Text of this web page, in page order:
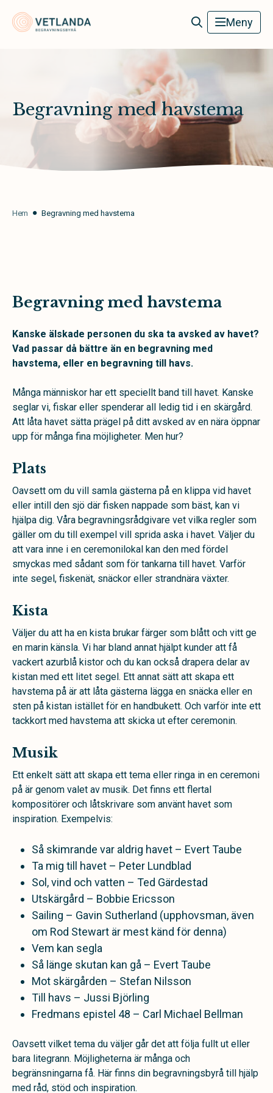
Meny
Begravning med havstema
Hem Begravning med havstema
Begravning med havstema
Kanske älskade personen du ska ta avsked av havet?
Vad passar då bättre än en begravning med
havstema, eller en begravning till havs.
Många människor har ett speciellt band till havet. Kanske
seglar vi, fiskar eller spenderar all ledig tid i en skärgård.
Att låta havet sätta prägel på ditt avsked av en nära öppnar
upp för många fina möjligheter. Men hur?
Plats
Oavsett om du vill samla gästerna på en klippa vid havet
eller intill den sjö där fisken nappade som bäst, kan vi
hjälpa dig. Våra begravningsrådgivare vet vilka regler som
gäller om du till exempel vill sprida aska i havet. Väljer du
att vara inne i en ceremonilokal kan den med fördel
smyckas med sådant som för tankarna till havet. Varför
inte segel, fiskenät, snäckor eller strandnära växter.
Kista
Väljer du att ha en kista brukar färger som blått och vitt ge
en marin känsla. Vi har bland annat hjälpt kunder att få
vackert azurblå kistor och du kan också drapera delar av
kistan med ett litet segel. Ett annat sätt att skapa ett
havstema på är att låta gästerna lägga en snäcka eller en
sten på kistan istället för en handbukett. Och varför inte ett
tackkort med havstema att skicka ut efter ceremonin.
Musik
Ett enkelt sätt att skapa ett tema eller ringa in en ceremoni
på är genom valet av musik. Det finns ett flertal
kompositörer och låtskrivare som använt havet som
inspiration. Exempelvis:
Så skimrande var aldrig havet – Evert Taube
Ta mig till havet – Peter Lundblad
Sol, vind och vatten – Ted Gärdestad
Utskärgård – Bobbie Ericsson
Sailing – Gavin Sutherland (upphovsman, även
om Rod Stewart är mest känd för denna)
Vem kan segla
Så länge skutan kan gå – Evert Taube
Mot skärgården – Stefan Nilsson
Till havs – Jussi Björling
Fredmans epistel 48 – Carl Michael Bellman
Oavsett vilket tema du väljer går det att följa fullt ut eller
bara litegrann. Möjligheterna är många och
begränsningarna få. Här finns din begravningsbyrå till hjälp
med råd, stöd och inspiration.